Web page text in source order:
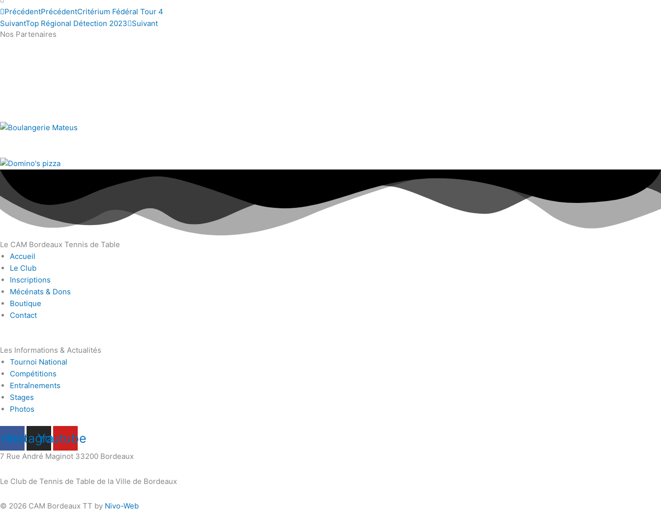
PrécédentPrécédentCritérium Fédéral Tour 4
SuivantTop Régional Détection 2023 Suivant
Nos Partenaires
Le CAM Bordeaux Tennis de Table
Accueil
Le Club
Inscriptions
Mécénats & Dons
Boutique
Contact
Les Informations & Actualités
Tournoi National
Compétitions
Entraînements
Stages
Photos
Instagram
Youtube
7 Rue André Maginot 33200 Bordeaux
Le Club de Tennis de Table de la Ville de Bordeaux
© 2026 CAM Bordeaux TT by Nivo-Web